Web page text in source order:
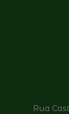
Rua